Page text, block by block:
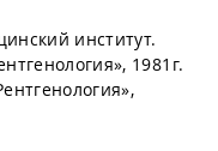
институт.
1981г.